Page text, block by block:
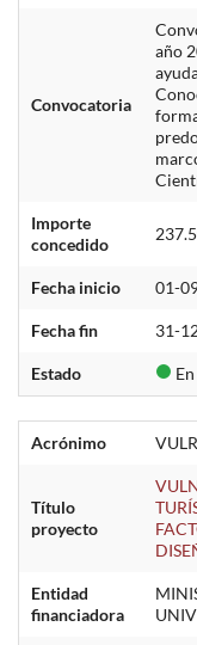
Convocatoria
año
Importe
concedido
Fecha inicio 01-
Fecha fin 31-
Estado
Acrónimo
Título
proyecto
Entidad
financiadora